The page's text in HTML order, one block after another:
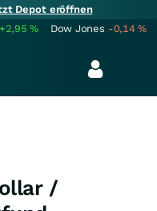
Depot eröffnen
+2,95% Dow Jones -0,14%
/